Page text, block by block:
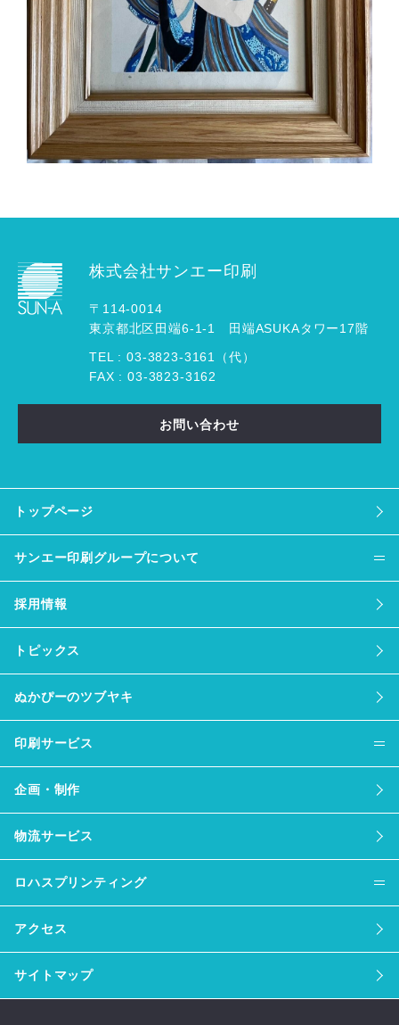
株式会社サンエー印刷
〒114-0014
東京都北区田端6-1-1 田端ASUKAタワー17階
TEL :03-3823-3161（代）
FAX : 03-3823-3162
お問い合わせ
トップページ
サンエー印刷グループについて
採用情報
トピックス
ぬかぴーのツブヤキ
印刷サービス
企画・制作
物流サービス
ロハスプリンティング
アクセス
サイトマップ